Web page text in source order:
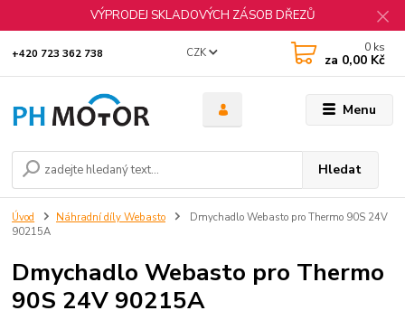
VÝPRODEJ SKLADOVÝCH ZÁSOB DŘEZŮ
Menu
CZK
Hledat
+420 723 362 738 0 ks
za 0,00 Kč
Úvod Náhradní díly Webasto
Dmychadlo Webasto pro Thermo 90S 24V
90215A
Dmychadlo Webasto pro Thermo
90S 24V 90215A